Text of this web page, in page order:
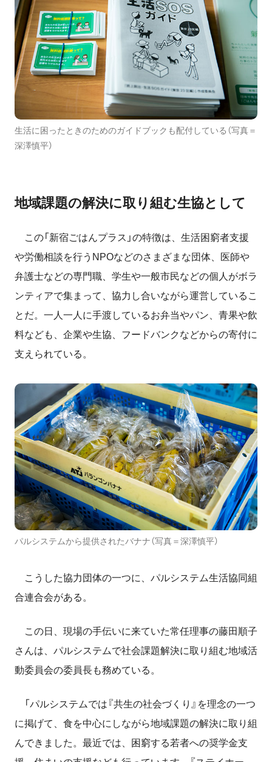
生活に困ったときのためのガイドブックも配付している（写真＝
深澤慎平）
地域課題の解決に取り組む生協として
この「新宿ごはんプラス」の特徴は、生活困窮者支援
や労働相談を行うNPOなどのさまざまな団体、医師や
弁護士などの専門職、学生や一般市民などの個人がボラ
ンティアで集まって、協力し合いながら運営しているこ
とだ。一人一人に手渡しているお弁当やパン、青果や飲
料なども、企業や生協、フードバンクなどからの寄付に
支えられている。
パルシステムから提供されたバナナ（写真＝深澤慎平）
こうした協力団体の一つに、パルシステム生活協同組
合連合会がある。
この日、現場の手伝いに来ていた常任理事の藤田順子
さんは、パルシステムで社会課題解決に取り組む地域活
動委員会の委員長も務めている。
「パルシステムでは『共生の社会づくり』を理念の一つ
に掲げて、食を中心にしながら地域課題の解決に取り組
んできました。最近では、困窮する若者への奨学金支